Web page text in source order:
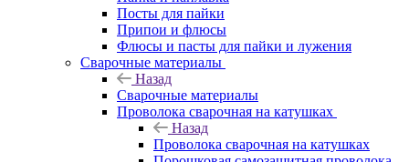
Посты для пайки
Припои и флюсы
Флюсы и пасты для пайки и лужения
Сварочные материалы
Назад
Сварочные материалы
Проволока сварочная на катушках
Назад
Проволока сварочная на катушках